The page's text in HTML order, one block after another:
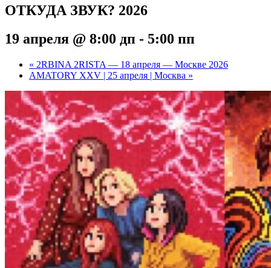
ОТКУДА ЗВУК? 2026
19 апреля @ 8:00 дп - 5:00 пп
« 2RBINA 2RISTA — 18 апреля — Москве 2026
­AMATORY XXV | 25 апреля | Москва »